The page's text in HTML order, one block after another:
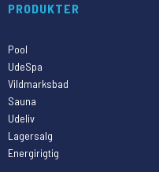
PRODUKTER
Pool
UdeSpa
Vildmarksbad
Sauna
Udeliv
Lagersalg
Energirigtig